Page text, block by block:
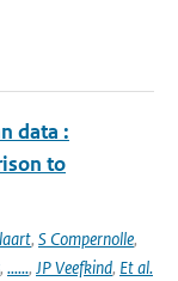
data :
to
, S Compernolle,
, ......, JP Veefkind, Et al.